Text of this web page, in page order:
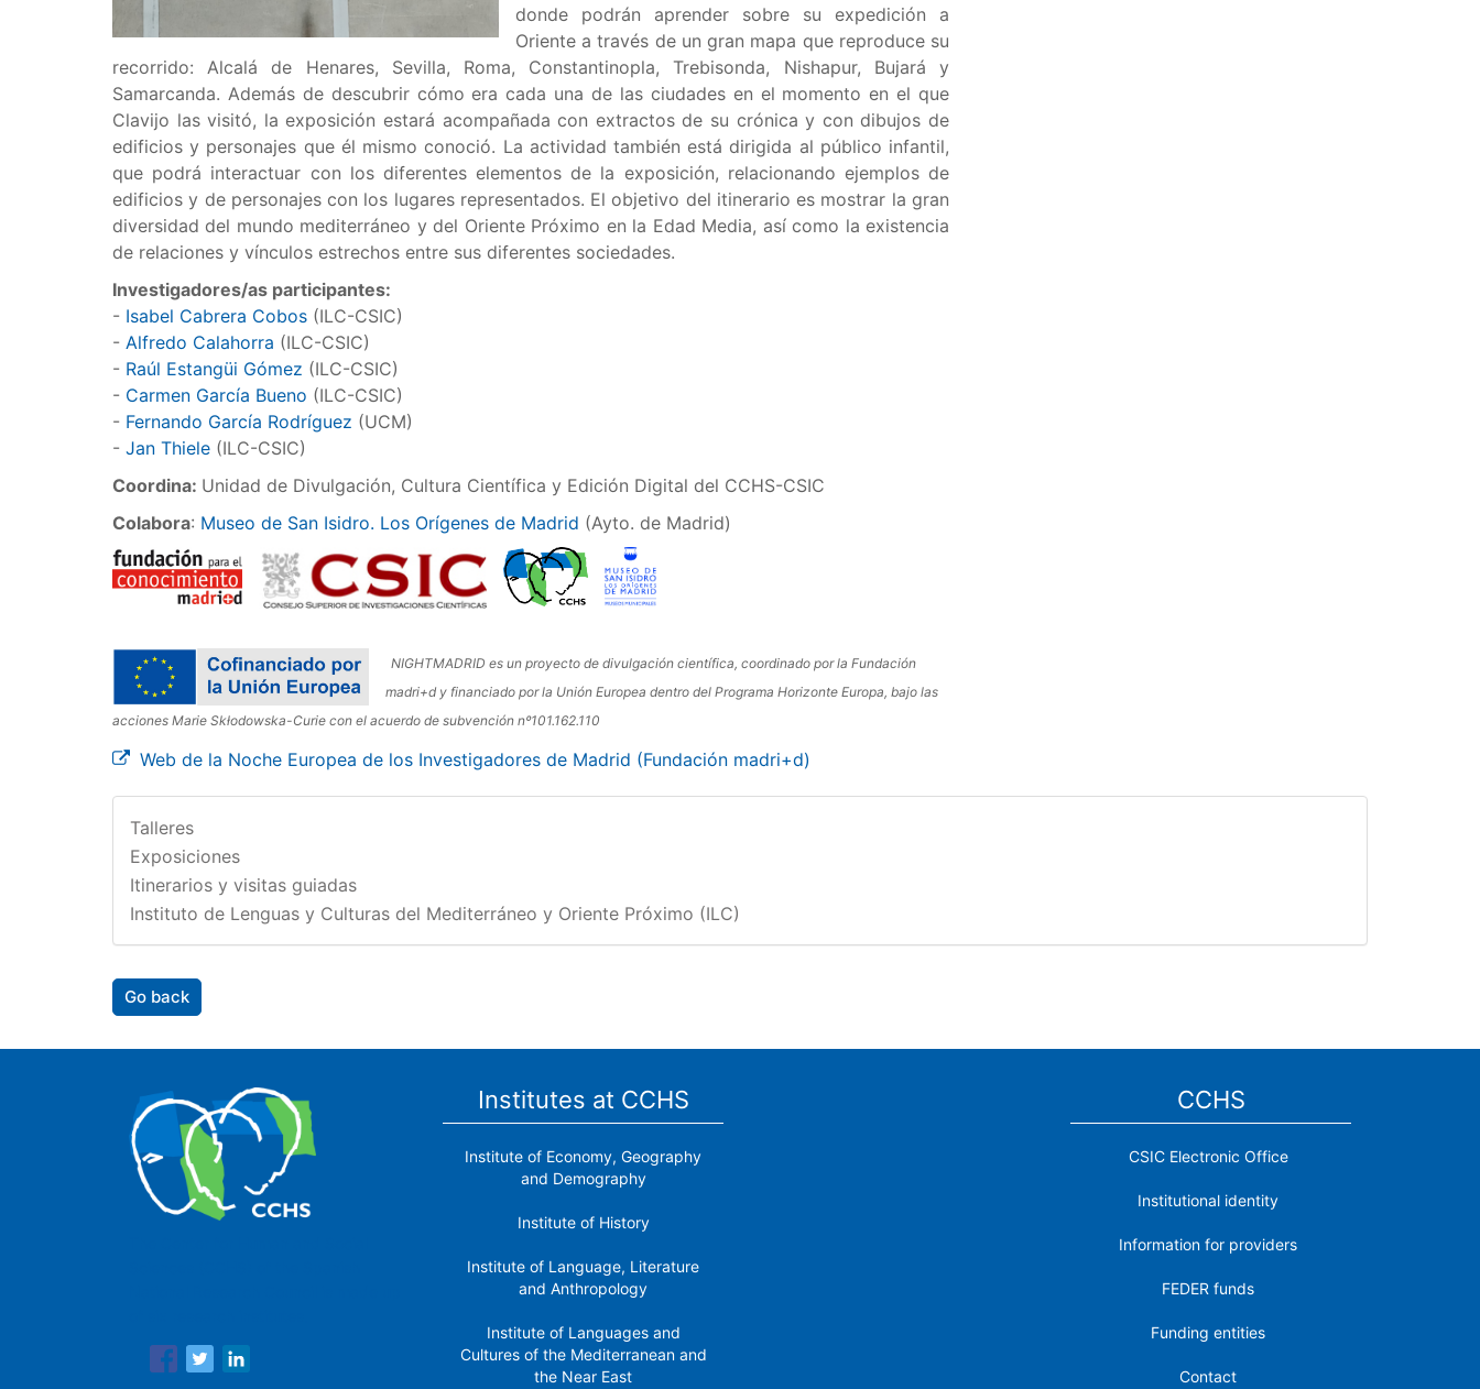
donde podrán aprender sobre su expedición a
Oriente a través de un gran mapa que reproduce su
recorrido: Alcalá de Henares, Sevilla, Roma, Constantinopla, Trebisonda, Nishapur, Bujará y
Samarcanda. Además de descubrir cómo era cada una de las ciudades en el momento en el que
Clavijo las visitó, la exposición estará acompañada con extractos de su crónica y con dibujos de
edificios y personajes que él mismo conoció. La actividad también está dirigida al público infantil,
que podrá interactuar con los diferentes elementos de la exposición, relacionando ejemplos de
edificios y de personajes con los lugares representados. El objetivo del itinerario es mostrar la gran
diversidad del mundo mediterráneo y del Oriente Próximo en la Edad Media, así como la existencia
de relaciones y vínculos estrechos entre sus diferentes sociedades.
Investigadores/as participantes:
- Isabel Cabrera Cobos (ILC-CSIC)
- Alfredo Calahorra (ILC-CSIC)
- Raúl Estangüi Gómez (ILC-CSIC)
- Carmen García Bueno (ILC-CSIC)
- Fernando García Rodríguez (UCM)
- Jan Thiele (ILC-CSIC)
Coordina: Unidad de Divulgación, Cultura Científica y Edición Digital del CCHS-CSIC
Colabora: Museo de San Isidro. Los Orígenes de Madrid (Ayto. de Madrid)
NIGHTMADRID es un proyecto de divulgación científica, coordinado por la Fundación
madri+d y financiado por la Unión Europea dentro del Programa Horizonte Europa, bajo las
acciones Marie Skłodowska-Curie con el acuerdo de subvención nº101.162.110
Web de la Noche Europea de los Investigadores de Madrid (Fundación madri+d)
Talleres
Exposiciones
Itinerarios y visitas guiadas
Instituto de Lenguas y Culturas del Mediterráneo y Oriente Próximo (ILC)
Go back
Institutes at CCHS
Institute of Economy, Geography
and Demography
Institute of History
Institute of Language, Literature
and Anthropology
Institute of Languages ​​and
Cultures of the Mediterranean and
the Near East
CCHS
CSIC Electronic Office
Institutional identity
Information for providers
FEDER funds
Funding entities
Contact